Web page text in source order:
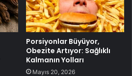
Porsiyonlar Büyüyor,
Obezite Artıyor: Sağlıklı
Kalmanın Yolları
Mayıs 20, 2026